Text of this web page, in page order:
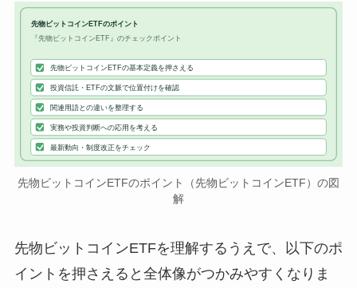
先物ビットコインETFのポイント
『先物ビットコインETF』のチェックポイント
先物ビットコインETFの基本定義を押さえる
投資信託・ETFの文脈で位置付けを確認
関連用語との違いを整理する
実務や投資判断への応用を考える
最新動向・制度改正をチェック
先物ビットコインETFのポイント（先物ビットコインETF）の図
解
先物ビットコインETFを理解するうえで、以下のポ
イントを押さえると全体像がつかみやすくなりま